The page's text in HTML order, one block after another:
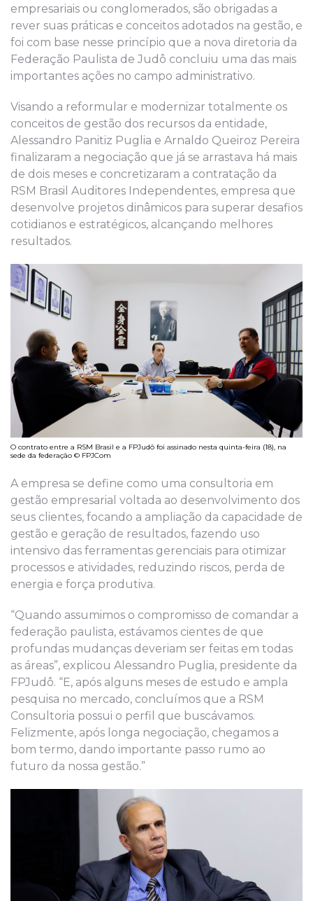
empresariais ou conglomerados, são obrigadas a
rever suas práticas e conceitos adotados na gestão, e
foi com base nesse princípio que a nova diretoria da
Federação Paulista de Judô concluiu uma das mais
importantes ações no campo administrativo.
Visando a reformular e modernizar totalmente os
conceitos de gestão dos recursos da entidade,
Alessandro Panitiz Puglia e Arnaldo Queiroz Pereira
finalizaram a negociação que já se arrastava há mais
de dois meses e concretizaram a contratação da
RSM Brasil Auditores Independentes, empresa que
desenvolve projetos dinâmicos para superar desafios
cotidianos e estratégicos, alcançando melhores
resultados.
O contrato entre a RSM Brasil e a FPJudô foi assinado nesta quinta-feira (18), na
sede da federação © FPJCom
A empresa se define como uma consultoria em
gestão empresarial voltada ao desenvolvimento dos
seus clientes, focando a ampliação da capacidade de
gestão e geração de resultados, fazendo uso
intensivo das ferramentas gerenciais para otimizar
processos e atividades, reduzindo riscos, perda de
energia e força produtiva.
“Quando assumimos o compromisso de comandar a
federação paulista, estávamos cientes de que
profundas mudanças deveriam ser feitas em todas
as áreas”, explicou Alessandro Puglia, presidente da
FPJudô. “E, após alguns meses de estudo e ampla
pesquisa no mercado, concluímos que a RSM
Consultoria possui o perfil que buscávamos.
Felizmente, após longa negociação, chegamos a
bom termo, dando importante passo rumo ao
futuro da nossa gestão.”